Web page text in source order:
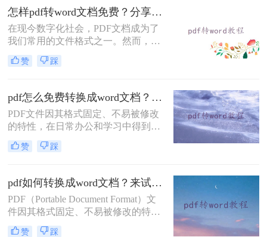
便进行修改、编辑或重新排版。那么
pdf如何转word文档格式呢？本文将介
绍三种将PDF转换为Word文档格式的
方法。
怎样pdf转word文档免费？分享三种简单易学的转换方法！
在现今数字化社会，PDF文档成为了
我们常用的文件格式之一。然而，有
时我们需要对PDF文档进行编辑或修
订，这时候将其转换为Word文档就尤
具，但它们大多需要付费才能使用。
那么，怎样pdf转word文档免费呢？在
本文中，将向您详细介绍几种免费转
换方法。
赞 踩
pdf怎么免费转换成word文档？这三个方法教你轻松搞定！
PDF文件因其格式固定、不易被修改
的特性，在日常办公和学习中得到了
广泛应用。然而，有时我们需要对
PDF文件内容进行编辑或修改，这就
文档。那么pdf怎么免费转换成word文
档呢？本文将介绍三种免费将PDF转
换为Word文档的方法。
赞 踩
pdf如何转换成word文档？来试试这二个转换方法！
PDF（Portable Document Format）文
件因其格式固定、不易被修改的特
点，在日常工作和学习中得到了广泛
赞 踩